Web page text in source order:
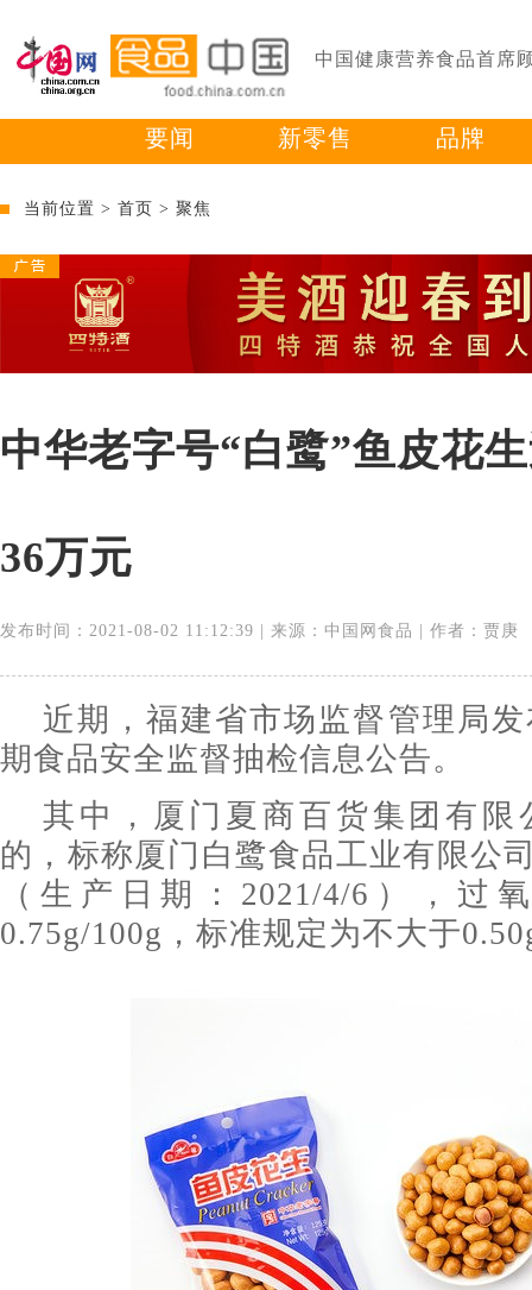
中国健康营养食品首席
要闻 新零售 品牌
当前位置 > 首页 > 聚焦
中华老字号“白鹭”鱼皮花
36万元
发布时间：2021-08-02 11:12:39 | 来源：中国网食品 | 作者：贾庚
近期，福建省市场监督管理局
期食品安全监督抽检信息公告。
其中，厦门夏商百货集团有限
的，标称厦门白鹭食品工业有限公
（生产日期：2021/4/6），过
0.75g/100g，标准规定为不大于